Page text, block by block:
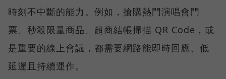
時刻不中斷的能力。例如，搶購熱門演唱會門
票、秒殺限量商品、超商結帳掃描 QR Code，或
是重要的線上會議，都需要網路能即時回應、低
延遲且持續運作。